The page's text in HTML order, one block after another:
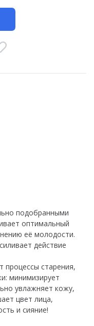
подобранными
оптимальный
её молодости.
действие
процессы старения,
минимизирует
увлажняет кожу,
цвет лица,
и сияние!